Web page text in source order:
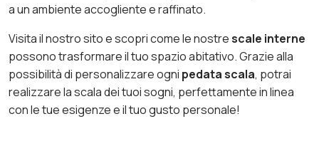
a un ambiente accogliente e raffinato.
Visita il nostro sito e scopri come le nostrescale interne
possono trasformare il tuo spazio abitativo. Grazie alla
possibilità di personalizzare ogni pedata scala, potrai
realizzare la scala dei tuoi sogni, perfettamente in linea
con le tue esigenze e il tuo gusto personale!